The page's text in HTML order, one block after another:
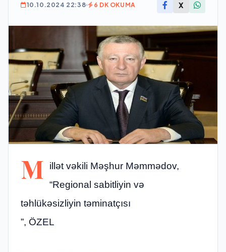
10.10.2024 22:38 6 DK OKUMA X
M
illət vəkili Məşhur Məmmədov,
“Regional sabitliyin və
təhlükəsizliyin təminatçısı
”, ÖZEL